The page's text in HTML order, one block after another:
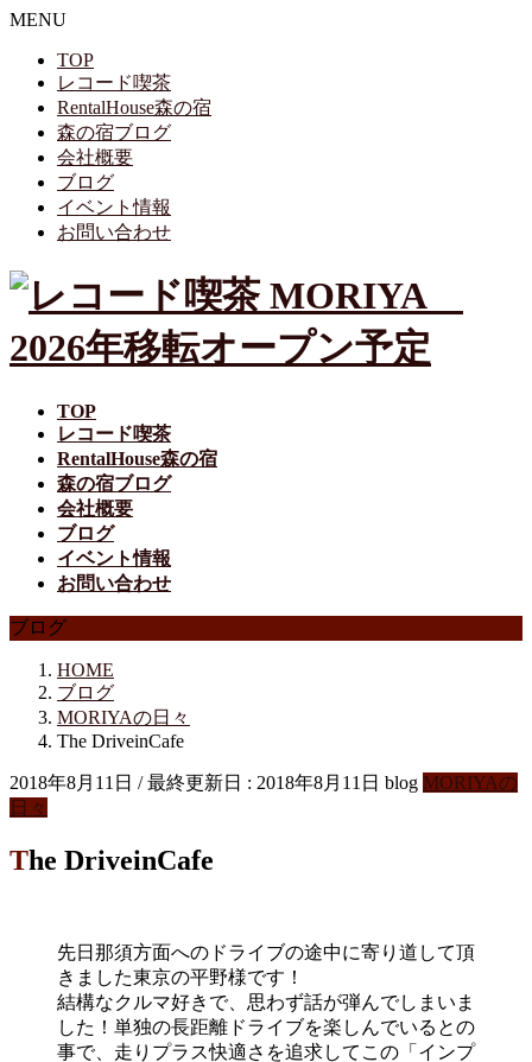
MENU
TOP
レコード喫茶
RentalHouse森の宿
森の宿ブログ
会社概要
ブログ
イベント情報
お問い合わせ
TOP
レコード喫茶
RentalHouse森の宿
森の宿ブログ
会社概要
ブログ
イベント情報
お問い合わせ
ブログ
HOME
ブログ
MORIYAの日々
The DriveinCafe
2018年8月11日 / 最終更新日 : 2018年8月11日 blog MORIYAの
日々
The DriveinCafe
先日那須方面へのドライブの途中に寄り道して頂
きました東京の平野様です！
結構なクルマ好きで、思わず話が弾んでしまいま
した！単独の長距離ドライブを楽しんでいるとの
事で、走りプラス快適さを追求してこの「インプ